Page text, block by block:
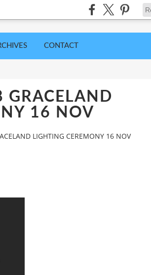
CONTACT
GRACELAND
16 NOV
LIGHTING CEREMONY 16 NOV